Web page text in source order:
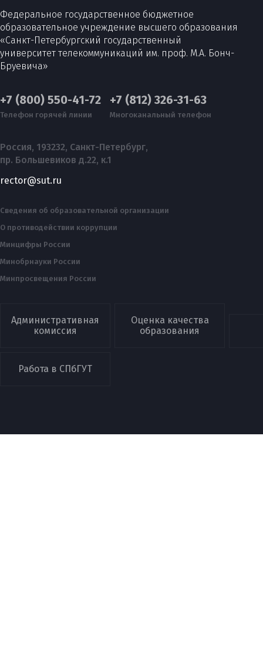
Федеральное государственное бюджетное
образовательное учреждение высшего образования
«Санкт-Петербургский государственный
университет телекоммуникаций им. проф. М.А. Бонч-
Бруевича»
+7 (800) 550-41-72
Телефон горячей линии
+7 (812) 326-31-63
Многоканальный телефон
Россия, 193232, Санкт-Петербург,
пр. Большевиков д.22, к.1
rector@sut.ru
Сведения об образовательной организации
О противодействии коррупции
Минцифры России
Минобрнауки России
Минпросвещения России
Административная
комиссия
Оценка качества
образования
Работа в СПбГУТ